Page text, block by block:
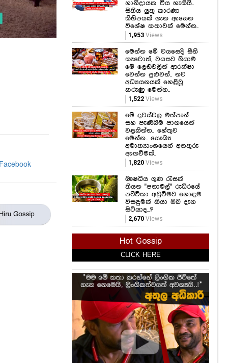
මෙන්න මේ වයසෙදි සීනි
කෑවොත්, වයසට ගියාම
මේ ලෙඩවලින් ආරක්ෂා
වෙන්න පුළුවන්.. නව
කරුණු මෙන්න..
1,522Views
මේ දවස්වල මත්පැන්
සහ පැණිබීම පානයෙන්
වළකින්න.. හේතුව
මෙන්න.. සෞඛ්‍ය
ඇඟවීමක්..
1,820Views
ඖෂධීය ගුණ රැසක්
තියන "පනාමල්" රුධිරයේ
පට්ටිකා අඩුවීමට හොඳම
විසඳුමක් කියා ඔබ දැන
2,670Views
Hot Gossip
CLICK HERE